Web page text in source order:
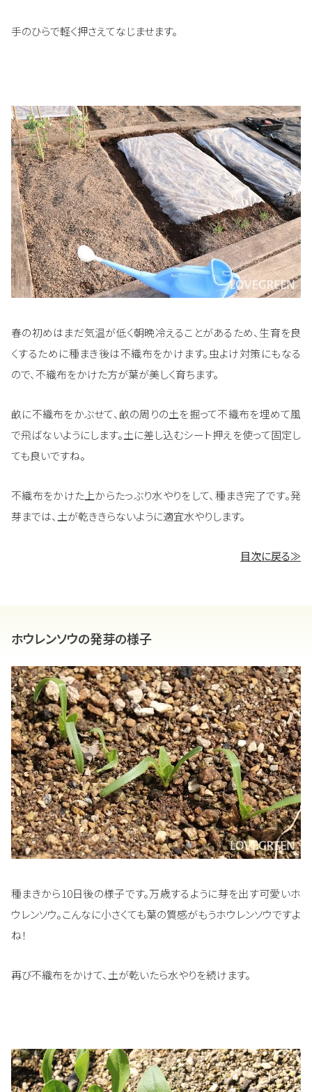
手のひらで軽く押さえてなじませます。
春の初めはまだ気温が低く朝晩冷えることがあるため、生育を良
くするために種まき後は不織布をかけます。虫よけ対策にもなる
ので、不織布をかけた方が葉が美しく育ちます。
畝に不織布をかぶせて、畝の周りの土を掘って不織布を埋めて風
で飛ばないようにします。土に差し込むシート押えを使って固定し
ても良いですね。
不織布をかけた上からたっぶり水やりをして、種まき完了です。発
芽までは、土が乾ききらないように適宜水やりします。
目次に戻る≫
ホウレンソウの発芽の様子
種まきから10日後の様子です。万歳するように芽を出す可愛いホ
ウレンソウ。こんなに小さくても葉の質感がもうホウレンソウですよ
ね！
再び不織布をかけて、土が乾いたら水やりを続けます。